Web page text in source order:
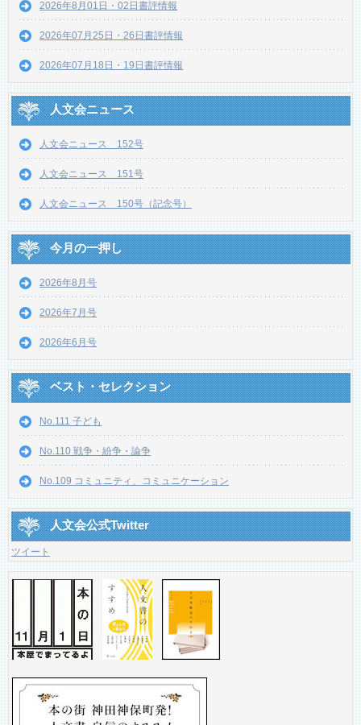
2026年8月01日・02日書評情報
2026年07月25日・26日書評情報
2026年07月18日・19日書評情報
人文会ニュース
人文会ニュース 152号
人文会ニュース 151号
人文会ニュース 150号（記念号）
今月の一押し
2026年8月号
2026年7月号
2026年6月号
ベスト・セレクション
No.111 子ども
No.110 戦争・紛争・論争
No.109 コミュニティ、コミュニケーション
人文会公式Twitter
ツイート